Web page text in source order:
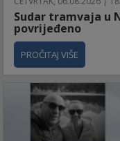
Sudar tramvaja u
povrijeđeno
PROČITAJ VIŠE